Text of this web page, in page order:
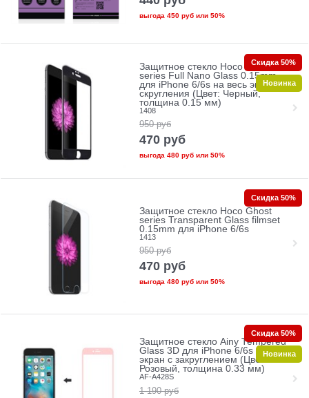
выгода 450 рубили 50%
Защитное стекло Hoco Ghost
series Full Nano Glass 0.15mm
для iPhone 6/6s на весь экран без
скругления (Цвет: Черный,
толщина 0.15 мм)
1408
950 руб
470 руб
выгода 480 рубили 50%
Скидка 50%
Новинка
Защитное стекло Hoco Ghost
series Transparent Glass filmset
0.15mm для iPhone 6/6s
1413
950 руб
470 руб
выгода 480 рубили 50%
Скидка 50%
Защитное стекло Ainy Tempered
Glass 3D для iPhone 6/6s на весь
экран с закруглением (Цвет:
Розовый, толщина 0.33 мм)
AF-A428S
1 190 руб
Скидка 50%
Новинка